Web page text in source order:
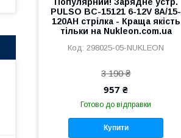
PULSO BC-15121 6-12V 8A/15-
120AH стрілка - Краща якість
тільки на Nukleon.com.ua
298025-05-NUKLEON
3 190 ₴
957 ₴
Готово до відправки
Купити